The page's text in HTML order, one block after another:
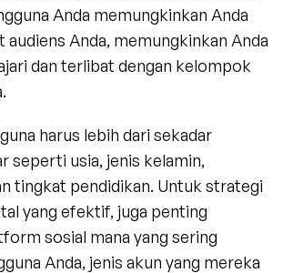
Anda memungkinkan Anda
Anda, memungkinkan Anda
dan terlibat dengan kelompok
harus lebih dari sekadar
seperti usia, jenis kelamin,
tingkat pendidikan. Untuk strategi
yang efektif, juga penting
sosial mana yang sering
Anda, jenis akun yang mereka